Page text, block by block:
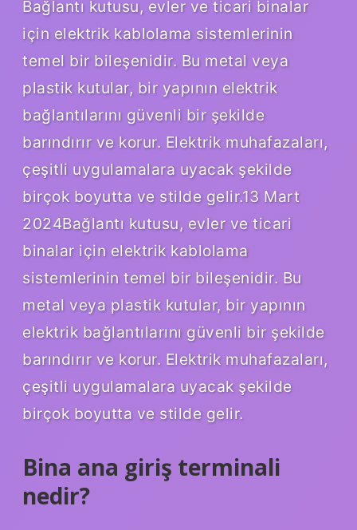
Bağlantı kutusu, evler ve ticari binalar
için elektrik kablolama sistemlerinin
temel bir bileşenidir. Bu metal veya
plastik kutular, bir yapının elektrik
bağlantılarını güvenli bir şekilde
barındırır ve korur. Elektrik muhafazaları,
çeşitli uygulamalara uyacak şekilde
birçok boyutta ve stilde gelir.13 Mart
2024Bağlantı kutusu, evler ve ticari
binalar için elektrik kablolama
sistemlerinin temel bir bileşenidir. Bu
metal veya plastik kutular, bir yapının
elektrik bağlantılarını güvenli bir şekilde
barındırır ve korur. Elektrik muhafazaları,
çeşitli uygulamalara uyacak şekilde
birçok boyutta ve stilde gelir.
Bina ana giriş terminali
nedir?